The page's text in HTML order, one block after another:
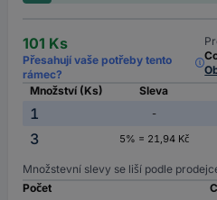
101 Ks
Přesahují vaše potřeby tento
rámec?
Množství (Ks)
Sleva
1 -
3
5% = 21,94 Kč
Množstevní slevy se liší podle
Počet